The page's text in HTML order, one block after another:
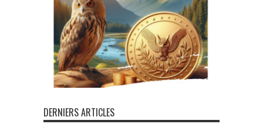
DERNIERS ARTICLES